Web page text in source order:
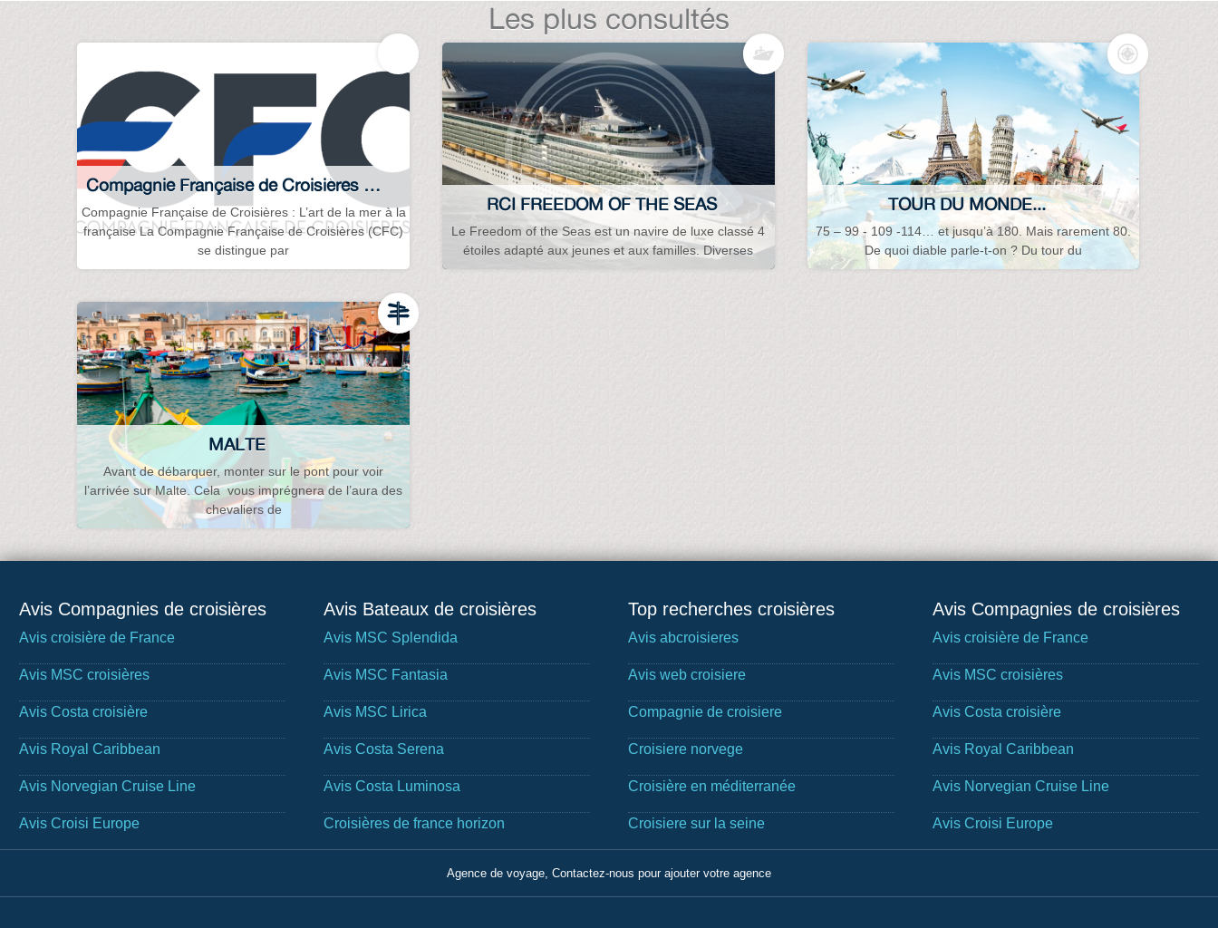
Les plus consultés
Compagnie Française de Croisières CFC
Compagnie Française de Croisières : L’art de la mer à la
française La Compagnie Française de Croisières (CFC)
se distingue par
RCI FREEDOM OF THE SEAS
Le Freedom of the Seas est un navire de luxe classé 4
étoiles adapté aux jeunes et aux familles. Diverses
TOUR DU MONDE...
75 – 99 - 109 -114… et jusqu’à 180. Mais rarement 80.
De quoi diable parle-t-on ? Du tour du
MALTE
Avant de débarquer, monter sur le pont pour voir
l’arrivée sur Malte. Cela vous imprégnera de l’aura des
chevaliers de
Avis Compagnies de croisières
Avis croisière de France
Avis MSC croisières
Avis Costa croisière
Avis Royal Caribbean
Avis Norvegian Cruise Line
Avis Croisi Europe
Avis Bateaux de croisières
Avis MSC Splendida
Avis MSC Fantasia
Avis MSC Lirica
Avis Costa Serena
Avis Costa Luminosa
Croisières de france horizon
Top recherches croisières
Avis abcroisieres
Avis web croisiere
Compagnie de croisiere
Croisiere norvege
Croisière en méditerranée
Croisiere sur la seine
Avis Compagnies de croisières
Avis croisière de France
Avis MSC croisières
Avis Costa croisière
Avis Royal Caribbean
Avis Norvegian Cruise Line
Avis Croisi Europe
Agence de voyage, Contactez-nous pour ajouter votre agence